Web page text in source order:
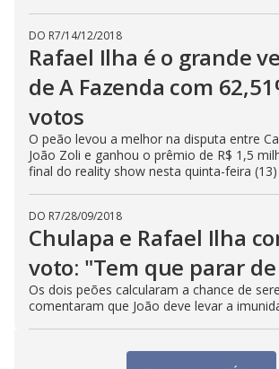
DO R7/14/12/2018
Rafael Ilha é o grande
de A Fazenda com
votos
O peão levou a melhor na disputa entre
João Zoli e ganhou o prêmio de R$ 1,5
final do reality show nesta quinta-feira (13)
DO R7/28/09/2018
Chulapa e Rafael Ilha
voto: "Tem que parar
Os dois peões calcularam a chance de
comentaram que João deve levar a